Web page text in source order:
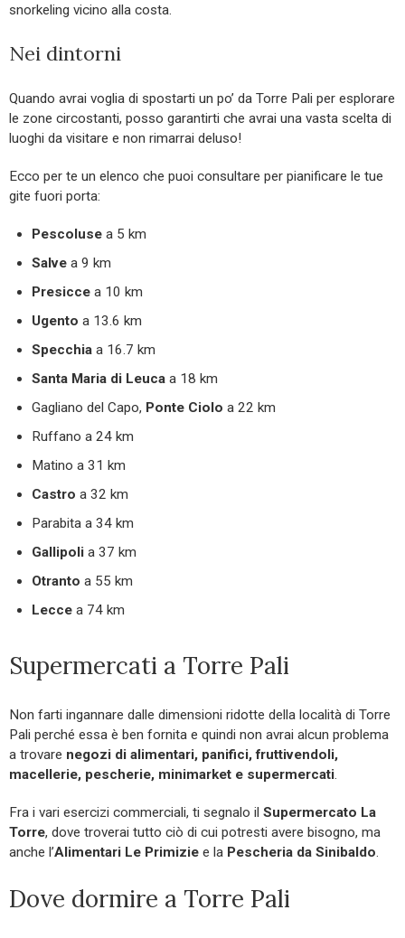
snorkeling vicino alla costa.
Nei dintorni
Quando avrai voglia di spostarti un po’ da Torre Pali per esplorare
le zone circostanti, posso garantirti che avrai una vasta scelta di
luoghi da visitare e non rimarrai deluso!
Ecco per te un elenco che puoi consultare per pianificare le tue
gite fuori porta:
Pescoluse a 5 km
Salve a 9 km
Presicce a 10 km
Ugento a 13.6 km
Specchia a 16.7 km
Santa Maria di Leuca a 18 km
Gagliano del Capo, Ponte Ciolo a 22 km
Ruffano a 24 km
Matino a 31 km
Castro a 32 km
Parabita a 34 km
Gallipoli a 37 km
Otranto a 55 km
Lecce a 74 km
Supermercati a Torre Pali
Non farti ingannare dalle dimensioni ridotte della località di Torre
Pali perché essa è ben fornita e quindi non avrai alcun problema
a trovare negozi di alimentari, panifici, fruttivendoli,
macellerie, pescherie, minimarket e supermercati.
Fra i vari esercizi commerciali, ti segnalo il Supermercato La
Torre, dove troverai tutto ciò di cui potresti avere bisogno, ma
anche l’Alimentari Le Primizie e la Pescheria da Sinibaldo.
Dove dormire a Torre Pali